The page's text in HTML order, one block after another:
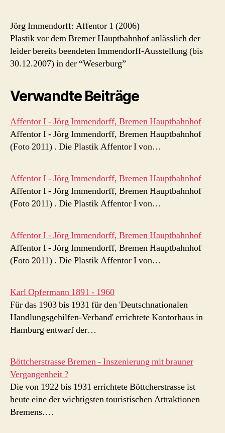
Jörg Immendorff: Affentor 1 (2006)
Plastik vor dem Bremer Hauptbahnhof anlässlich der
leider bereits beendeten Immendorff-Ausstellung (bis
30.12.2007) in der “Weserburg”
Verwandte Beiträge
Affentor I - Jörg Immendorff, Bremen Hauptbahnhof
Affentor I - Jörg Immendorff, Bremen Hauptbahnhof
(Foto 2011) . Die Plastik Affentor I von…
Affentor I - Jörg Immendorff, Bremen Hauptbahnhof
Affentor I - Jörg Immendorff, Bremen Hauptbahnhof
(Foto 2011) . Die Plastik Affentor I von…
Affentor I - Jörg Immendorff, Bremen Hauptbahnhof
Affentor I - Jörg Immendorff, Bremen Hauptbahnhof
(Foto 2011) . Die Plastik Affentor I von…
Karl Opfermann 1891 - 1960
Für das 1903 bis 1931 für den 'Deutschnationalen
Handlungsgehilfen-Verband' errichtete Kontorhaus in
Hamburg entwarf der…
Böttcherstrasse Bremen - Inszenierung mit brauner
Vergangenheit ?
Die von 1922 bis 1931 errichtete Böttcherstrasse ist
heute eine der wichtigsten touristischen Attraktionen
Bremens.…